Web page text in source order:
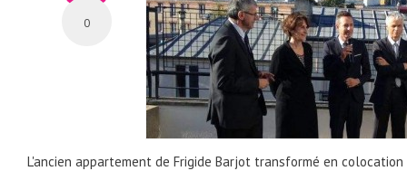
0
L'ancien appartement de Frigide Barjot transformé en